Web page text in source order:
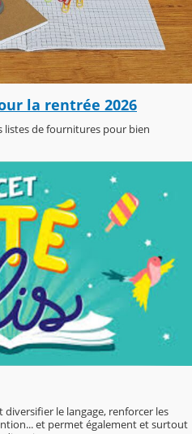
la rentrée 2026
listes de fournitures pour bien
le langage, renforcer les
et permet également et surtout